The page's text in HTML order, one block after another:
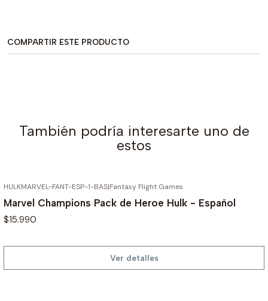
COMPARTIR ESTE PRODUCTO
También podría interesarte uno de
estos
HULKMARVEL-FANT-ESP-1-BAS|Fantasy Flight Games
Marvel Champions Pack de Heroe Hulk - Español
$15.990
Ver detalles